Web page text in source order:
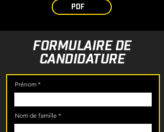
PDF
FORMULAIRE DE
CANDIDATURE
Prénom
Nom de famille